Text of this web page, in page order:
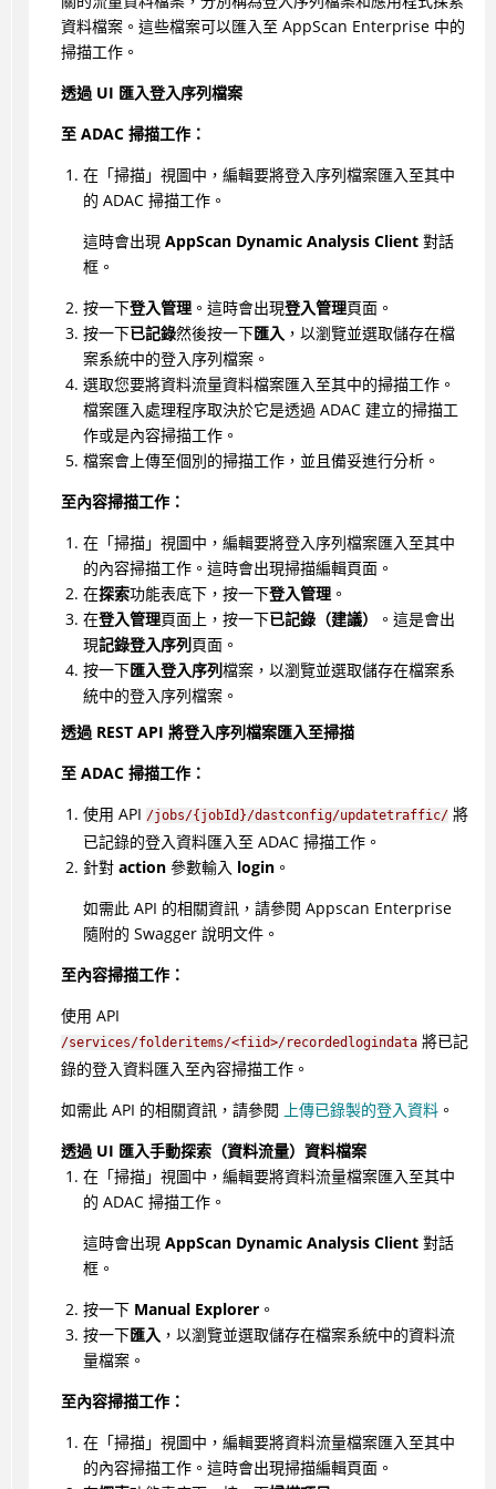
資料檔案。這些檔案可以匯入至 AppScan Enterprise 中的
掃描工作。
透過 UI 匯入登入序列檔案
至 ADAC 掃描工作：
在「掃描」視圖中，編輯要將登入序列檔案匯入至其中
的 ADAC 掃描工作。
這時會出現 AppScan Dynamic Analysis Client對話
框。
按一下登入管理。這時會出現登入管理頁面。
按一下已記錄然後按一下匯入 ，以瀏覽並選取儲存在檔
案系統中的登入序列檔案。
選取您要將資料流量資料檔案匯入至其中的掃描工作。
檔案匯入處理程序取決於它是透過 ADAC 建立的掃描工
作或是內容掃描工作。
檔案會上傳至個別的掃描工作，並且備妥進行分析。
至內容掃描工作：
在「掃描」視圖中，編輯要將登入序列檔案匯入至其中
的內容掃描工作。這時會出現掃描編輯頁面。
在探索功能表底下，按一下登入管理。
在登入管理頁面上，按一下已記錄（建議）
。這是會出
現記錄登入序列頁面。
按一下匯入登入序列檔案，以瀏覽並選取儲存在檔案系
統中的登入序列檔案。
透過 REST API 將登入序列檔案匯入至掃描
至 ADAC 掃描工作：
使用 API /jobs/{jobId}/dastconfig/updatetraffic/將
已記錄的登入資料匯入至 ADAC 掃描工作。
針對 action參數輸入 login。
如需此 API 的相關資訊，請參閱 Appscan Enterprise
隨附的 Swagger 說明文件。
至內容掃描工作：
使用 API
/services/folderitems/<fiid>/recordedlogindata將已記
錄的登入資料匯入至內容掃描工作。
如需此 API 的相關資訊，請參閱 上傳已錄製的登入資料。
透過 UI 匯入手動探索（資料流量）資料檔案
在「掃描」視圖中，編輯要將資料流量檔案匯入至其中
的 ADAC 掃描工作。
這時會出現 AppScan Dynamic Analysis Client對話
框。
按一下 Manual Explorer。
按一下匯入 ，以瀏覽並選取儲存在檔案系統中的資料流
量檔案。
至內容掃描工作：
在「掃描」視圖中，編輯要將資料流量檔案匯入至其中
的內容掃描工作。這時會出現掃描編輯頁面。